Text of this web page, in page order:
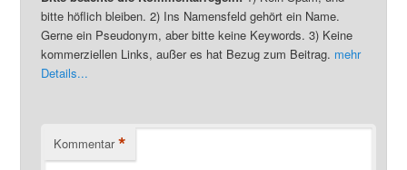
bitte höflich bleiben. 2) Ins Namensfeld gehört ein Name.
Gerne ein Pseudonym, aber bitte keine Keywords. 3) Keine
kommerziellen Links, außer es hat Bezug zum Beitrag. mehr
Details...
Kommentar *